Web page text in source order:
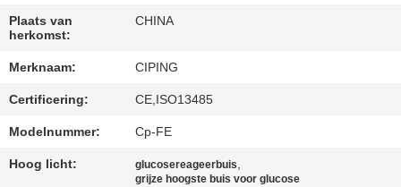
PRIVACY
POLICY
Plaats van
herkomst:
CHINA
Merknaam: CIPING
Certificering: CE,ISO13485
Modelnummer: Cp-FE
Hoog licht: glucosereageerbuis,
grijze hoogste buis voor glucose